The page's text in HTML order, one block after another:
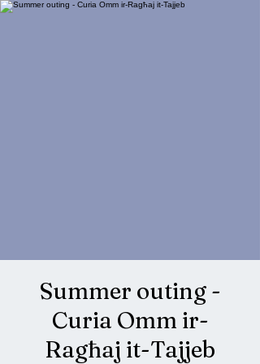
Summer outing -
Curia Omm ir-
Ragħaj it-Tajjeb